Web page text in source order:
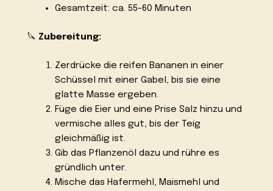
Gesamtzeit: ca. 55-60 Minuten
🔪 Zubereitung:
Zerdrücke die reifen Bananen in einer
Schüssel mit einer Gabel, bis sie eine
glatte Masse ergeben.
Füge die Eier und eine Prise Salz hinzu und
vermische alles gut, bis der Teig
gleichmäßig ist.
Gib das Pflanzenöl dazu und rühre es
gründlich unter.
Mische das Hafermehl, Maismehl und